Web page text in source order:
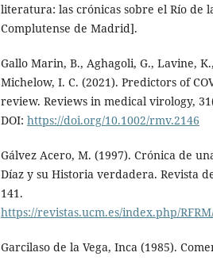
literatura: las crónicas sobre el Río de
Complutense de Madrid].
Gallo Marin, B., Aghagoli, G., Lavine,
Michelow, I. C. (2021). Predictors of
review. Reviews in medical virology,
DOI: https://doi.org/10.1002/rmv.2146
Gálvez Acero, M. (1997). Crónica de
Díaz y su Historia verdadera. Revista
141.
https://revistas.ucm.es/index.php/
Garcilaso de la Vega, Inca (1985).